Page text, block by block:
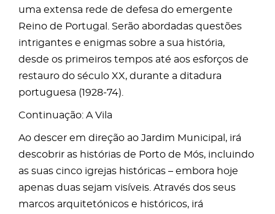
uma extensa rede de defesa do emergente
Reino de Portugal. Serão abordadas questões
intrigantes e enigmas sobre a sua história,
desde os primeiros tempos até aos esforços de
restauro do século XX, durante a ditadura
portuguesa (1928-74).
Continuação: A Vila
Ao descer em direção ao Jardim Municipal, irá
descobrir as histórias de Porto de Mós, incluindo
as suas cinco igrejas históricas – embora hoje
apenas duas sejam visíveis. Através dos seus
marcos arquitetónicos e históricos, irá